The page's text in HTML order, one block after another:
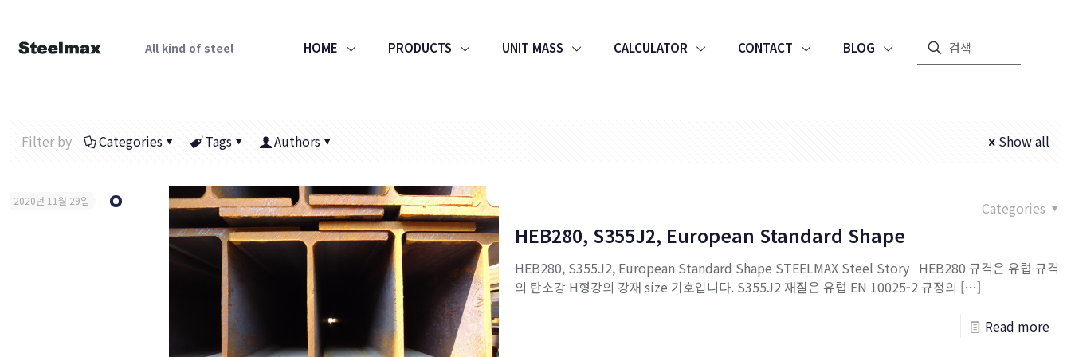
All kind of steel HOME PRODUCTS UNIT MASS CALCULATOR CONTACT BLOG
Filter by Categories Tags Authors Show all
2020년 11월 29일 Categories
HEB280, S355J2, European Standard Shape
HEB280, S355J2, European Standard Shape STEELMAX Steel Story HEB280 규격은 유럽 규격
의 탄소강 H형강의 강재 size 기호입니다. S355J2 재질은 유럽 EN 10025-2 규정의 […]
Read more